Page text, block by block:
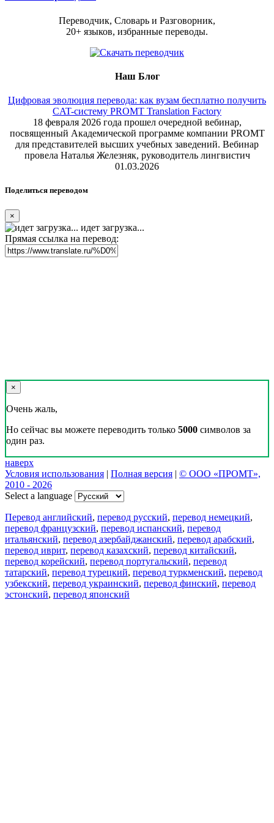
Переводчик, Словарь и Разговорник,
20+ языков, избранные переводы.
Наш Блог
Цифровая эволюция перевода: как вузам бесплатно получить
CAT-систему PROMT Translation Factory
18 февраля 2026 года прошел очередной вебинар,
посвященный Академической программе компании PROMT
для представителей высших учебных заведений. Вебинар
провела Наталья Железняк, руководитель лингвистич
01.03.2026
Поделиться переводом
×
идет загрузка...
Прямая ссылка на перевод:
×
Очень жаль,
Но сейчас вы можете переводить только 5000 символов за
один раз.
наверх
Условия использования | Полная версия | © ООО «ПРОМТ»,
2010 - 2026
Select a language
Перевод английский, перевод русский, перевод немецкий,
перевод французский, перевод испанский, перевод
итальянский, перевод азербайджанский, перевод арабский,
перевод иврит, перевод казахский, перевод китайский,
перевод корейский, перевод португальский, перевод
татарский, перевод турецкий, перевод туркменский, перевод
узбекский, перевод украинский, перевод финский, перевод
эстонский, перевод японский